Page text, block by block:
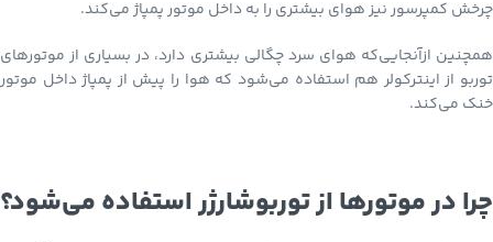
چرخش کمپرسور نیز هوای بیشتری را به داخل موتور پمپاژ می‌کند.
همچنین ازآنجایی‌که هوای سرد چگالی بیشتری دارد، در بسیاری از موتورهای
توربو از اینترکولر هم استفاده می‌شود که هوا را پیش از پمپاژ داخل موتور
خنک می‌کند.
چرا در موتورها از توربوشارژر استفاده می‌شود؟